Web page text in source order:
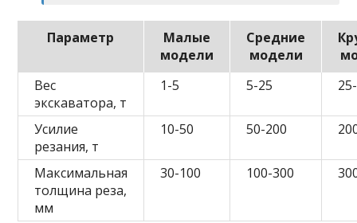
Параметр
Малые
модели
Средние
модели
Вес
экскаватора, т
1-5 5-25
Усилие
резания, т
10-50 50-200
Максимальная
толщина реза,
мм
30-100 100-300